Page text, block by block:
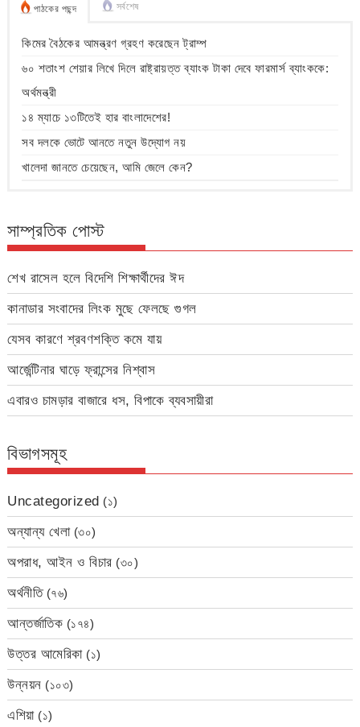
পাঠকের পছন্দ সর্বশেষ
কিমের বৈঠকের আমন্ত্রণ গ্রহণ করেছেন ট্রাম্প
৬০ শতাংশ শেয়ার লিখে দিলে রাষ্ট্রায়ত্ত ব্যাংক টাকা দেবে ফারমার্স ব্যাংককে:
অর্থমন্ত্রী
১৪ ম্যাচে ১৩টিতেই হার বাংলাদেশের!
সব দলকে ভোটে আনতে নতুন উদ্যোগ নয়
খালেদা জানতে চেয়েছেন, আমি জেলে কেন?
সাম্প্রতিক পোস্ট
শেখ রাসেল হলে বিদেশি শিক্ষার্থীদের ঈদ
কানাডার সংবাদের লিংক মুছে ফেলছে গুগল
যেসব কারণে শ্রবণশক্তি কমে যায়
আর্জেন্টিনার ঘাড়ে ফ্রান্সের নিশ্বাস
এবারও চামড়ার বাজারে ধস, বিপাকে ব্যবসায়ীরা
বিভাগসমূহ
Uncategorized (১)
অন্যান্য খেলা(৩০)
অপরাধ, আইন ও বিচার (৩০)
অর্থনীতি(৭৬)
আন্তর্জাতিক (১৭৪)
উত্তর আমেরিকা(১)
উন্নয়ন (১০৩)
এশিয়া(১)